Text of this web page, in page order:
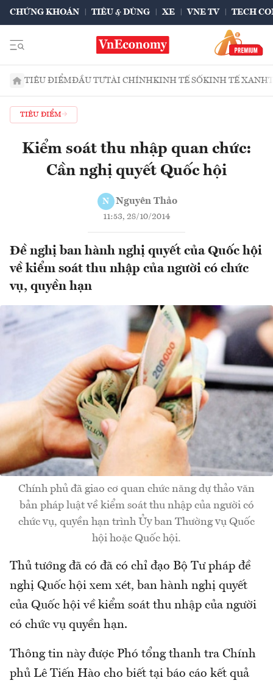
CHỨNG KHOÁN TIÊU & DÙNG XE VNE TV TECH
TIÊU ĐIỂMĐẦU TƯTÀI CHÍNHKINH TẾ SỐKINH TẾ XANH
TIÊU ĐIỂM
Kiểm soát thu nhập quan chức:
Cần nghị quyết Quốc hội
N Nguyên Thảo
11:53, 28/10/2014
Đề nghị ban hành nghị quyết của Quốc hội
về kiểm soát thu nhập của người có chức
vụ, quyền hạn
Chính phủ đã giao cơ quan chức năng dự thảo văn
bản pháp luật về kiểm soát thu nhập của người có
chức vụ, quyền hạn trình Ủy ban Thường vụ Quốc
hội hoặc Quốc hội.
Thủ tướng đã có đã có chỉ đạo Bộ Tư pháp đề
nghị Quốc hội xem xét, ban hành nghị quyết
của Quốc hội về kiểm soát thu nhập của người
có chức vụ quyền hạn.
Thông tin này được Phó tổng thanh tra Chính
phủ Lê Tiến Hào cho biết tại báo cáo kết quả